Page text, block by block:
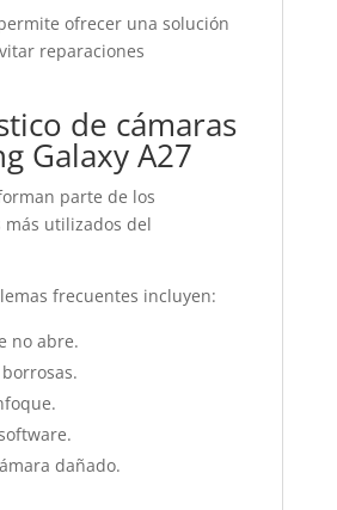
ofrecer una solución
reparaciones
de cámaras
Galaxy A27
parte de los
más utilizados del
frecuentes incluyen:
no abre.
dañado.